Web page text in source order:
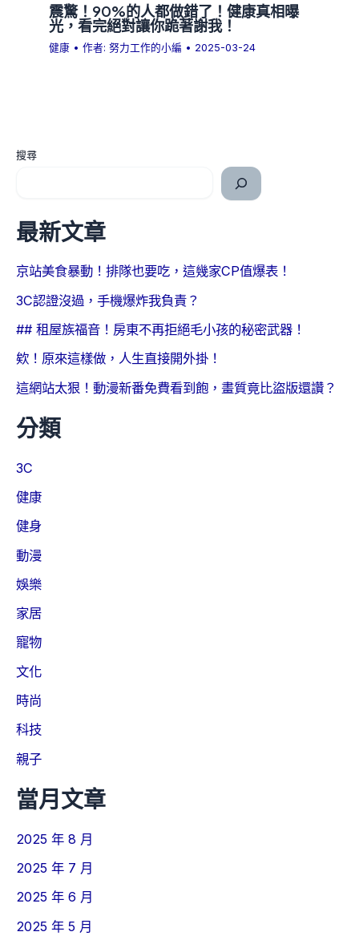
震驚！90%的人都做錯了！健康真相曝
光，看完絕對讓你跪著謝我！
健康 • 作者:努力工作的小編 • 2025-03-24
搜尋
最新文章
京站美食暴動！排隊也要吃，這幾家CP值爆表！
3C認證沒過，手機爆炸我負責？
## 租屋族福音！房東不再拒絕毛小孩的秘密武器！
欸！原來這樣做，人生直接開外掛！
這網站太狠！動漫新番免費看到飽，畫質竟比盜版還讚？
分類
3C
健康
健身
動漫
娛樂
家居
寵物
文化
時尚
科技
親子
當月文章
2025 年 8 月
2025 年 7 月
2025 年 6 月
2025 年 5 月